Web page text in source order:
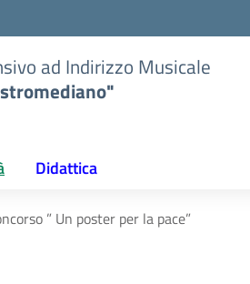
ad Indirizzo Musicale
Didattica
” Un poster per la pace”